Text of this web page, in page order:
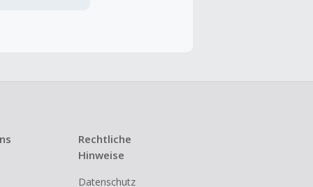
Rechtliche
Hinweise
Datenschutz